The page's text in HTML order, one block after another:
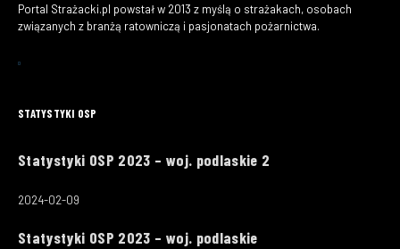
Portal Strażacki.pl powstał w 2013 z myślą o strażakach, osobach
związanych z branżą ratowniczą i pasjonatach pożarnictwa.
STATYSTYKI OSP
Statystyki OSP 2023 – woj. podlaskie 2
2024-02-09
Statystyki OSP 2023 – woj. podlaskie